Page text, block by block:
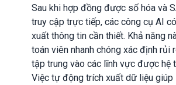
Sau khi hợp đồng được số hóa và
truy cập trực tiếp, các công cụ AI
xuất thông tin cần thiết. Khả năng
toán viên nhanh chóng xác định rủi
tập trung vào các lĩnh vực được hệ
Việc tự động trích xuất dữ liệu giúp